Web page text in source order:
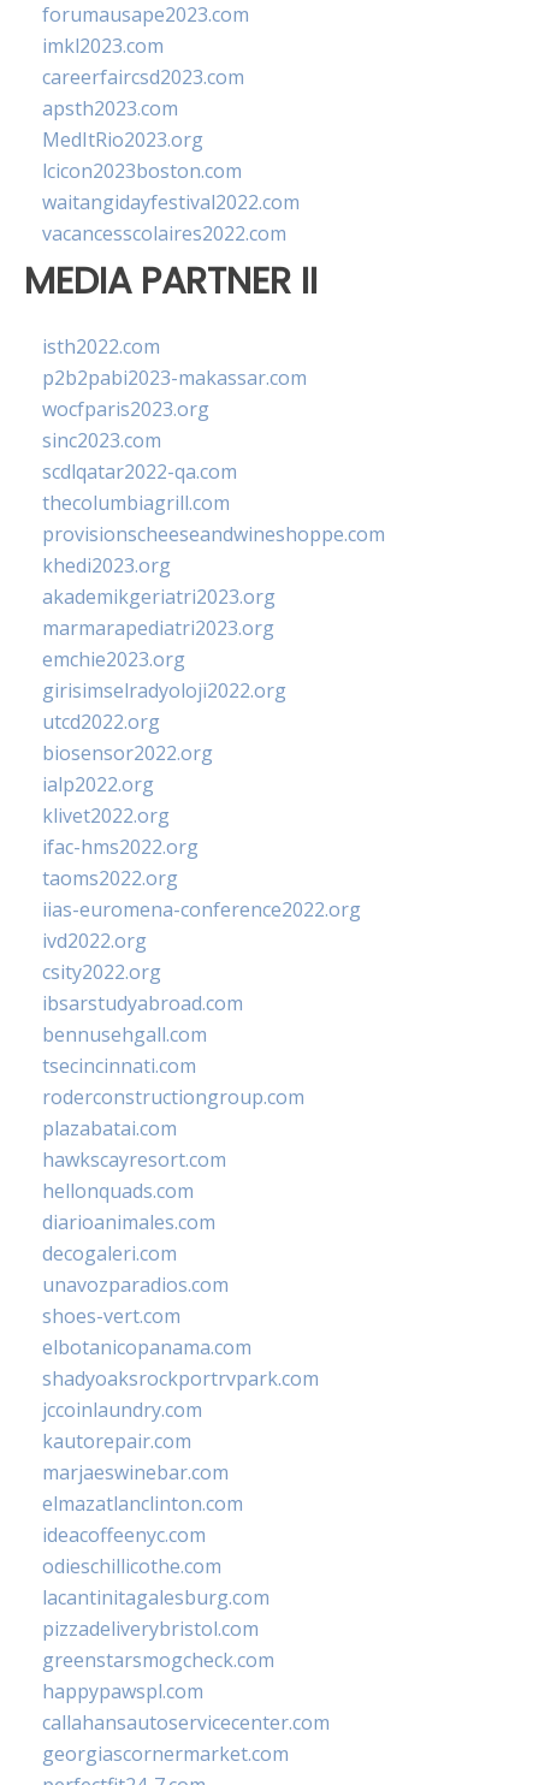
forumausape2023.com
imkl2023.com
careerfaircsd2023.com
apsth2023.com
MedItRio2023.org
lcicon2023boston.com
waitangidayfestival2022.com
vacancesscolaires2022.com
MEDIA PARTNER II
isth2022.com
p2b2pabi2023-makassar.com
wocfparis2023.org
sinc2023.com
scdlqatar2022-qa.com
thecolumbiagrill.com
provisionscheeseandwineshoppe.com
khedi2023.org
akademikgeriatri2023.org
marmarapediatri2023.org
emchie2023.org
girisimselradyoloji2022.org
utcd2022.org
biosensor2022.org
ialp2022.org
klivet2022.org
ifac-hms2022.org
taoms2022.org
iias-euromena-conference2022.org
ivd2022.org
csity2022.org
ibsarstudyabroad.com
bennusehgall.com
tsecincinnati.com
roderconstructiongroup.com
plazabatai.com
hawkscayresort.com
hellonquads.com
diarioanimales.com
decogaleri.com
unavozparadios.com
shoes-vert.com
elbotanicopanama.com
shadyoaksrockportrvpark.com
jccoinlaundry.com
kautorepair.com
marjaeswinebar.com
elmazatlanclinton.com
ideacoffeenyc.com
odieschillicothe.com
lacantinitagalesburg.com
pizzadeliverybristol.com
greenstarsmogcheck.com
happypawspl.com
callahansautoservicecenter.com
georgiascornermarket.com